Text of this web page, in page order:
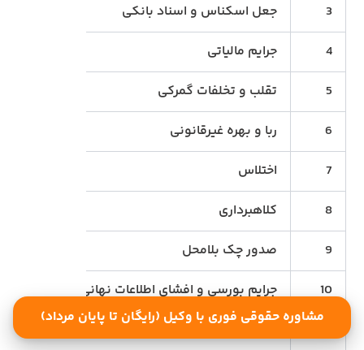
3
جعل اسکناس و اسناد بانکی
4
جرایم مالیاتی
5
تقلب و تخلفات گمرکی
6
ربا و بهره غیرقانونی
7
اختلاس
8
کلاهبرداری
9
صدور چک بلامحل
10
جرایم بورسی و افشای اطلاعات نهانی
تخلف در قیمت‌گذاری و گران‌فروشی
مشاوره حقوقی فوری با وکیل (رایگان تا پایان مرداد)